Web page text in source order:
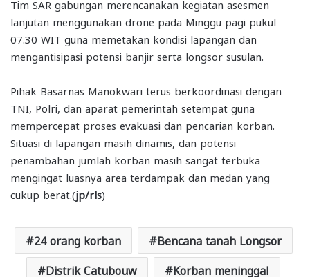
Tim SAR gabungan merencanakan kegiatan asesmen
lanjutan menggunakan drone pada Minggu pagi pukul
07.30 WIT guna memetakan kondisi lapangan dan
mengantisipasi potensi banjir serta longsor susulan.
Pihak Basarnas Manokwari terus berkoordinasi dengan
TNI, Polri, dan aparat pemerintah setempat guna
mempercepat proses evakuasi dan pencarian korban.
Situasi di lapangan masih dinamis, dan potensi
penambahan jumlah korban masih sangat terbuka
mengingat luasnya area terdampak dan medan yang
cukup berat.(jp/rls)
24 orang korban Bencana tanah Longsor
Distrik Catubouw Korban meninggal